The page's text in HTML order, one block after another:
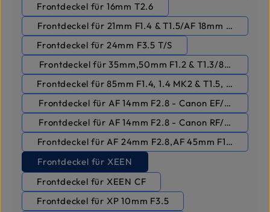
Frontdeckel für 16mm T2.6
Frontdeckel für 21mm F1.4 & T1.5/AF 18mm F2.8,AF
Frontdeckel für 24mm F3.5 T/S
Frontdeckel für 35mm,50mm F1.2 & T1.3/85mm F1.8
Frontdeckel für 85mm F1.4, 1.4 MK2 & T1.5, T1.5
Frontdeckel für AF 14mm F2.8 - Canon EF/Nikon F
Frontdeckel für AF 14mm F2.8 - Canon RF/Sony FE
Frontdeckel für AF 24mm F2.8,AF 45mm F1.8 - Sony
Frontdeckel für XEEN
Frontdeckel für XEEN CF
Frontdeckel für XP 10mm F3.5